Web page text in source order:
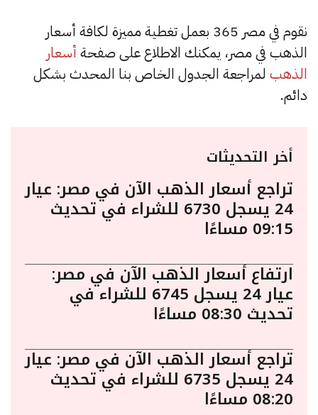
نقوم في مصر 365 بعمل تغطية مميزة لكافة أسعار
الذهب في مصر، يمكنك الاطلاع على صفحة أسعار
الذهب لمراجعة الجدول الخاص بنا المحدث بشكل
دائم.
أخر التحديثات
تراجع أسعار الذهب الآن في مصر: عيار
24 يسجل 6730 للشراء في تحديث
09:15 مساءًا
ارتفاع أسعار الذهب الآن في مصر:
عيار 24 يسجل 6745 للشراء في
تحديث 08:30 مساءًا
تراجع أسعار الذهب الآن في مصر: عيار
24 يسجل 6735 للشراء في تحديث
08:20 مساءًا